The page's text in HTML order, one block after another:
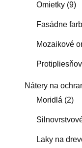
Omietky (9)
Fasádne
Mozaikové
Nátery na
Moridlá (2)
Laky na